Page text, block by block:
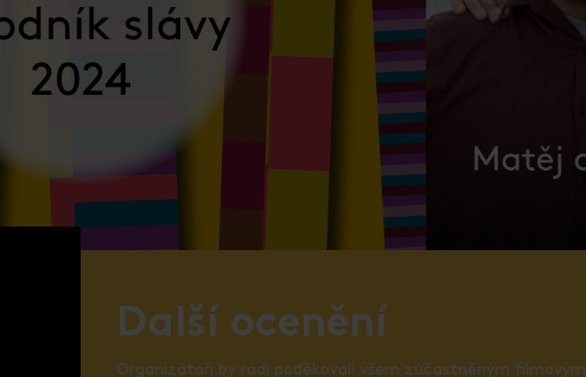
Další ocenění
Organizátoři by rádi poděkovali všem zúčastněným filmovým